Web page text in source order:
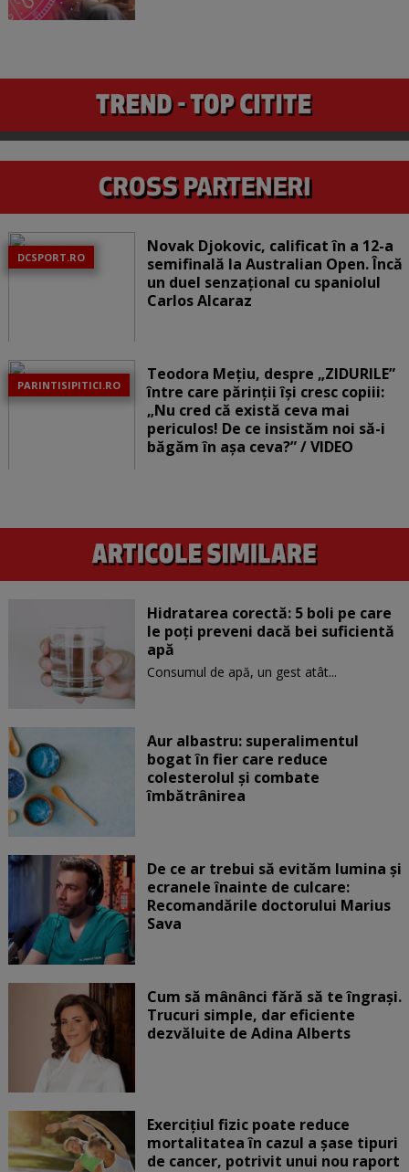
DCSPORT.RO
Novak Djokovic, calificat în a 12-a
semifinală la Australian Open. Încă
un duel senzațional cu spaniolul
Carlos Alcaraz
PARINTISIPITICI.RO
Teodora Mețiu, despre „ZIDURILE”
între care părinții își cresc copiii:
„Nu cred că există ceva mai
periculos! De ce insistăm noi să-i
băgăm în așa ceva?” / VIDEO
Hidratarea corectă: 5 boli pe care
le poți preveni dacă bei suficientă
apă
Consumul de apă, un gest atât...
Aur albastru: superalimentul
bogat în fier care reduce
colesterolul și combate
îmbătrânirea
De ce ar trebui să evităm lumina și
ecranele înainte de culcare:
Recomandările doctorului Marius
Sava
Cum să mânânci fără să te îngrași.
Trucuri simple, dar eficiente
dezvăluite de Adina Alberts
Exercițiul fizic poate reduce
mortalitatea în cazul a șase tipuri
de cancer, potrivit unui nou raport